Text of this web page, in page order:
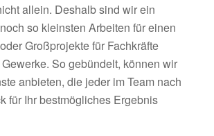
allein. Deshalb sind wir ein
so kleinsten Arbeiten für einen
Großprojekte für Fachkräfte
So gebündelt, können wir
anbieten, die jeder im Team nach
für Ihr bestmögliches Ergebnis